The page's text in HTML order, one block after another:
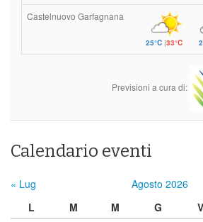
Castelnuovo Garfagnana
25°C|33°C
Previsioni a cura di:
Calendario eventi
« Lug Agosto 2026
L
M M G V